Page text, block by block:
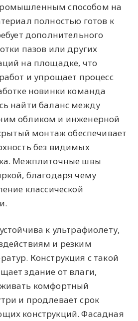
способом на
полностью готов к
дополнительного
пазов или других
на площадке, что
и упрощает процесс
новинки команда
найти баланс между
обликом и инженерной
монтаж обеспечивает
без видимых
Межплиточные швы
благодаря чему
классической
к ультрафиолету,
и резким
Конструкция с такой
здание от влаги,
комфортный
и продлевает срок
конструкций. Фасадная